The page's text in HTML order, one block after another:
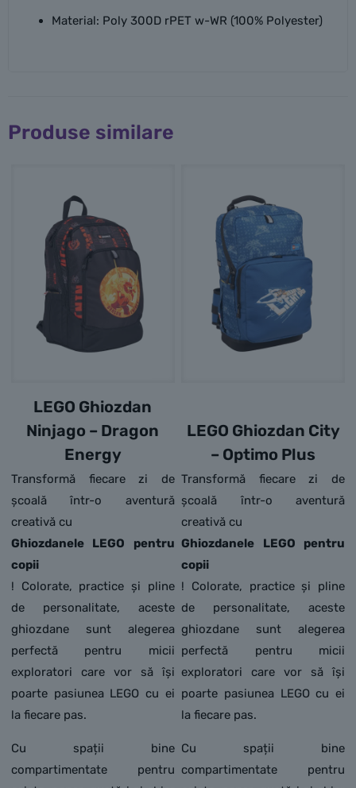
Material: Poly 300D rPET w-WR (100% Polyester)
Produse similare
LEGO Ghiozdan
Ninjago – Dragon
Energy
Transformă fiecare zi de
școală într-o aventură
creativă cu
Ghiozdanele LEGO pentru
copii
! Colorate, practice și pline
de personalitate, aceste
ghiozdane sunt alegerea
perfectă pentru micii
exploratori care vor să își
poarte pasiunea LEGO cu ei
la fiecare pas.
Cu spații bine
compartimentate pentru
LEGO Ghiozdan City
– Optimo Plus
Transformă fiecare zi de
școală într-o aventură
creativă cu
Ghiozdanele LEGO pentru
copii
! Colorate, practice și pline
de personalitate, aceste
ghiozdane sunt alegerea
perfectă pentru micii
exploratori care vor să își
poarte pasiunea LEGO cu ei
la fiecare pas.
Cu spații bine
compartimentate pentru